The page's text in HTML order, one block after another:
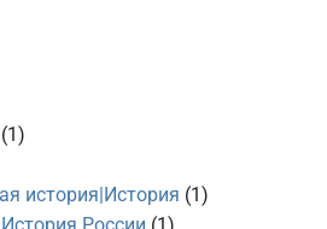
(1)
история|История (1)